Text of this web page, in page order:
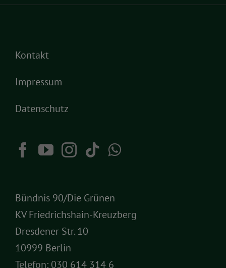
Kontakt
Impressum
Datenschutz
Bündnis 90/Die Grünen
KV Friedrichshain-Kreuzberg
Dresdener Str. 10
10999 Berlin
Telefon: 030 614 314 6